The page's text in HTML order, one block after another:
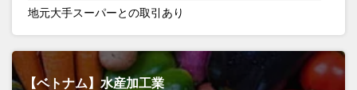
地元大手スーパーとの取引あり
【ベトナム】水産加工業